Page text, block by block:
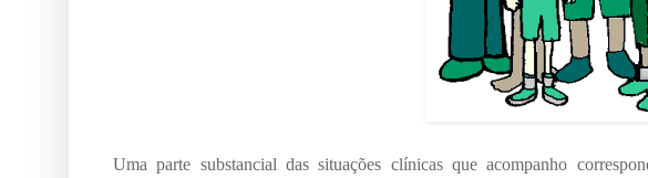
Uma parte substancial das situações clínicas que acompanho